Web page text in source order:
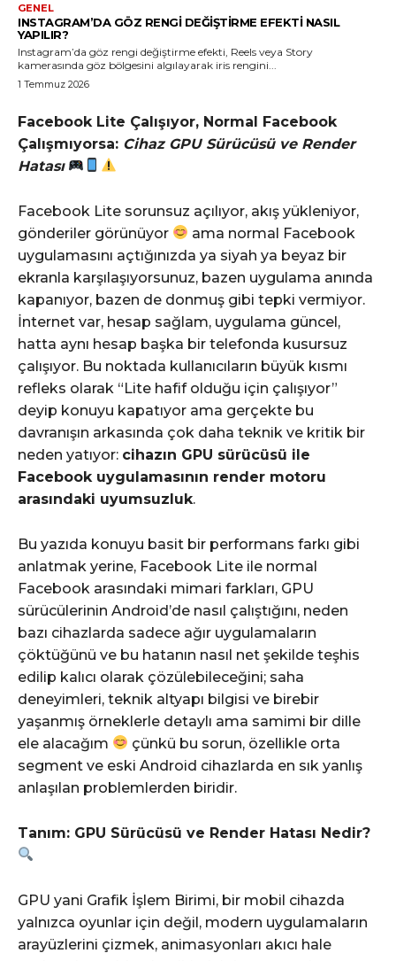
GENEL
INSTAGRAM’DA GÖZ RENGI DEĞIŞTIRME EFEKTI NASIL
YAPILIR?
Instagram’da göz rengi değiştirme efekti, Reels veya Story
kamerasında göz bölgesini algılayarak iris rengini...
1 Temmuz 2026
Facebook Lite Çalışıyor, Normal Facebook
Çalışmıyorsa: Cihaz GPU Sürücüsü ve Render
Hatası
Facebook Lite sorunsuz açılıyor, akış yükleniyor,
gönderiler görünüyor
ama normal Facebook
uygulamasını açtığınızda ya siyah ya beyaz bir
ekranla karşılaşıyorsunuz, bazen uygulama anında
kapanıyor, bazen de donmuş gibi tepki vermiyor.
İnternet var, hesap sağlam, uygulama güncel,
hatta aynı hesap başka bir telefonda kusursuz
çalışıyor. Bu noktada kullanıcıların büyük kısmı
refleks olarak “Lite hafif olduğu için çalışıyor”
deyip konuyu kapatıyor ama gerçekte bu
davranışın arkasında çok daha teknik ve kritik bir
neden yatıyor: cihazın GPU sürücüsü ile
Facebook uygulamasının render motoru
arasındaki uyumsuzluk.
Bu yazıda konuyu basit bir performans farkı gibi
anlatmak yerine, Facebook Lite ile normal
Facebook arasındaki mimari farkları, GPU
sürücülerinin Android’de nasıl çalıştığını, neden
bazı cihazlarda sadece ağır uygulamaların
çöktüğünü ve bu hatanın nasıl net şekilde teşhis
edilip kalıcı olarak çözülebileceğini; saha
deneyimleri, teknik altyapı bilgisi ve birebir
yaşanmış örneklerle detaylı ama samimi bir dille
ele alacağım
çünkü bu sorun, özellikle orta
segment ve eski Android cihazlarda en sık yanlış
anlaşılan problemlerden biridir.
Tanım: GPU Sürücüsü ve Render Hatası Nedir?
GPU yani Grafik İşlem Birimi, bir mobil cihazda
yalnızca oyunlar için değil, modern uygulamaların
arayüzlerini çizmek, animasyonları akıcı hale